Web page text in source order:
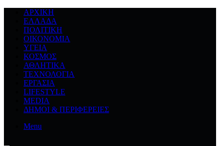
ΑΡΧΙΚΉ
ΕΛΛΆΔΑ
ΠΟΛΙΤΙΚΉ
ΟΙΚΟΝΟΜΊΑ
ΥΓΕΊΑ
ΚΌΣΜΟΣ
ΑΘΛΗΤΙΚΆ
ΤΕΧΝΟΛΟΓΙΆ
ΕΡΓΑΣΊΑ
LIFESTYLE
MEDIA
ΔΉΜΟΙ & ΠΕΡΙΦΈΡΕΙΕΣ
Menu